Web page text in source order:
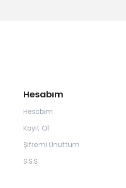
Hesabım
Hesabım
Kayıt Ol
Şifremi Unuttum
S.S.S